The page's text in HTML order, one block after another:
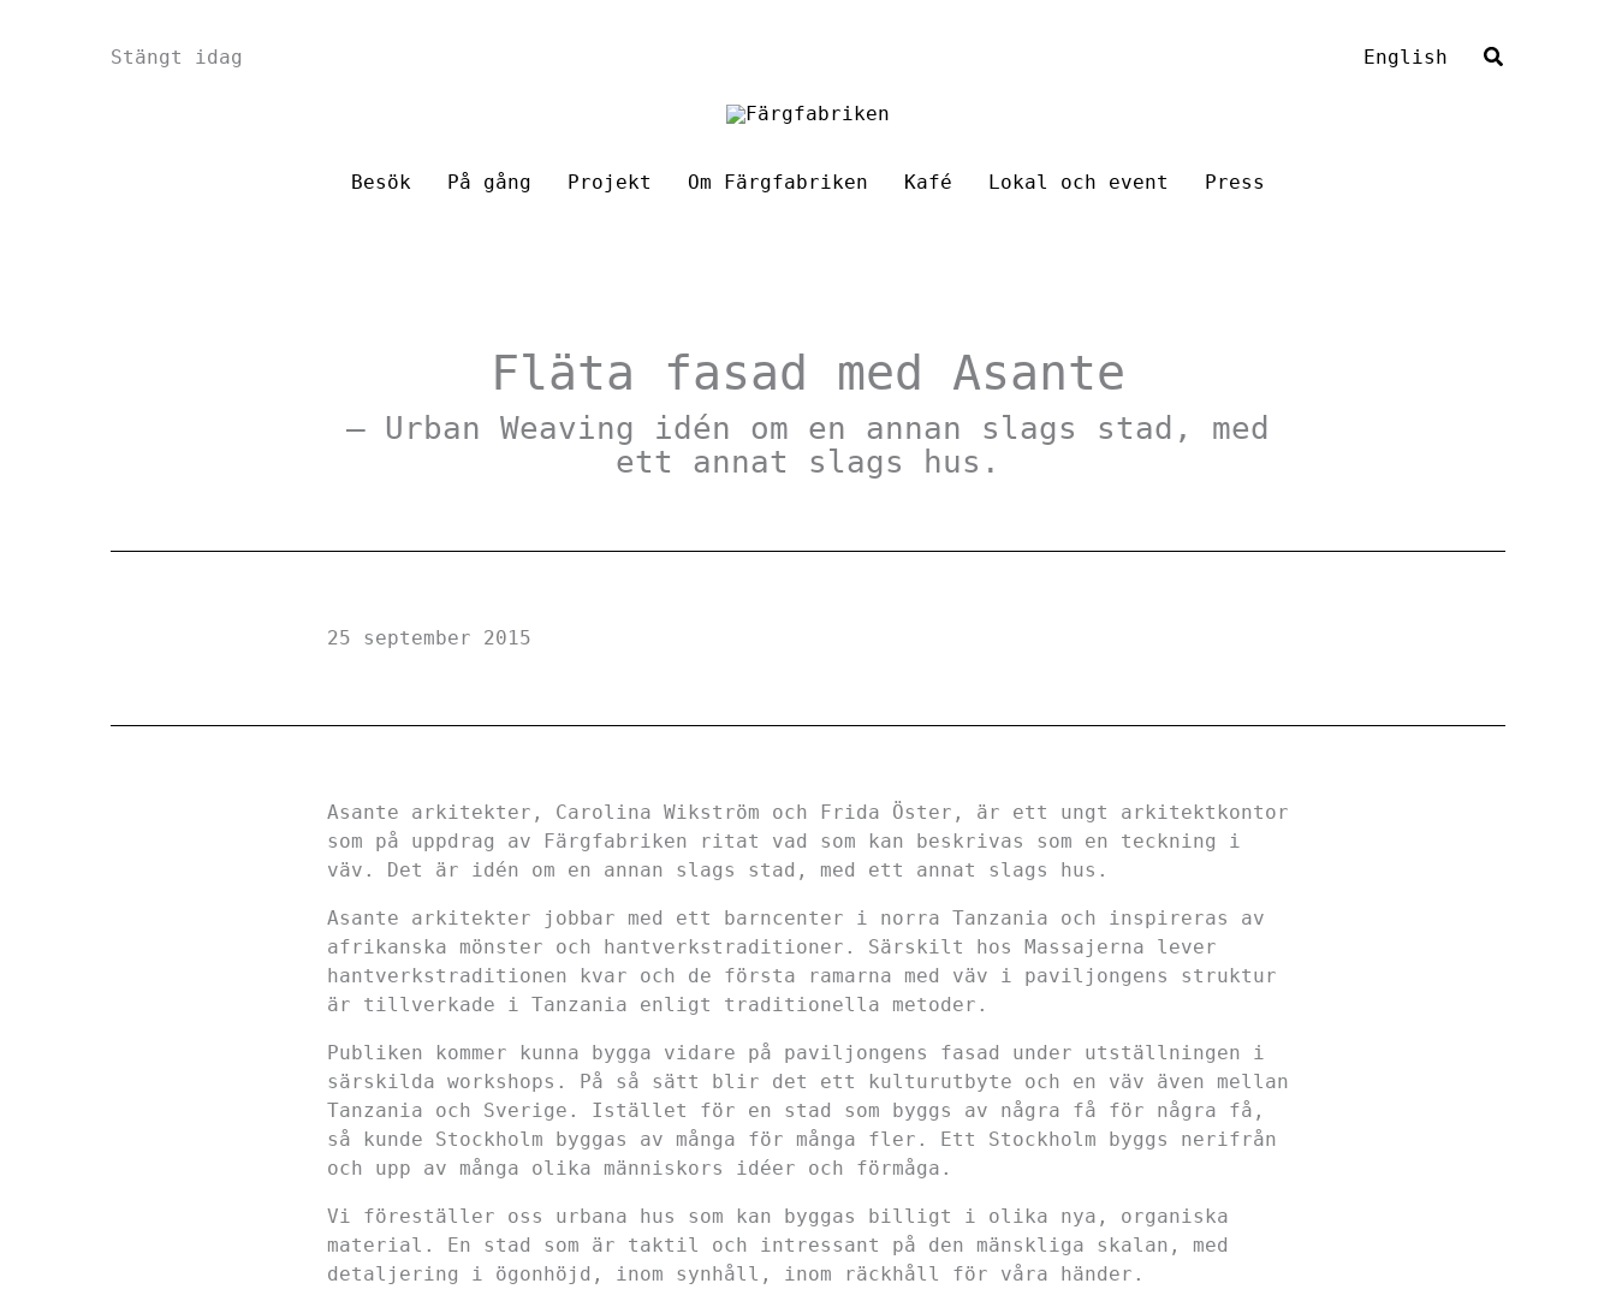
Stängt idag English
Besök På gång Projekt Om Färgfabriken Kafé Lokal och event Press
Fläta fasad med Asante
– Urban Weaving idén om en annan slags stad, med
ett annat slags hus.
25 september 2015
Asante arkitekter, Carolina Wikström och Frida Öster, är ett ungt arkitektkontor
som på uppdrag av Färgfabriken ritat vad som kan beskrivas som en teckning i
väv. Det är idén om en annan slags stad, med ett annat slags hus.
Asante arkitekter jobbar med ett barncenter i norra Tanzania och inspireras av
afrikanska mönster och hantverkstraditioner. Särskilt hos Massajerna lever
hantverkstraditionen kvar och de första ramarna med väv i paviljongens struktur
är tillverkade i Tanzania enligt traditionella metoder.
Publiken kommer kunna bygga vidare på paviljongens fasad under utställningen i
särskilda workshops. På så sätt blir det ett kulturutbyte och en väv även mellan
Tanzania och Sverige. Istället för en stad som byggs av några få för några få,
så kunde Stockholm byggas av många för många fler. Ett Stockholm byggs nerifrån
och upp av många olika människors idéer och förmåga.
Vi föreställer oss urbana hus som kan byggas billigt i olika nya, organiska
material. En stad som är taktil och intressant på den mänskliga skalan, med
detaljering i ögonhöjd, inom synhåll, inom räckhåll för våra händer.